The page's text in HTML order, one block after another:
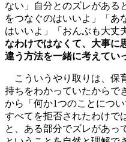
ない」自分とのズレがある
をつなぐのはいいよ」「あ
はいいよ」「おんぶも大丈
なわけではなくて、大事に
違う方法を一緒に考えてい
こういうやり取りは、保
持ちをわかっていたからで
から「何か1つのことにつ
すべてを拒否されたわけで
と、ある部分でズレがあっ